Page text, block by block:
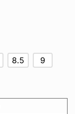
8.5 9